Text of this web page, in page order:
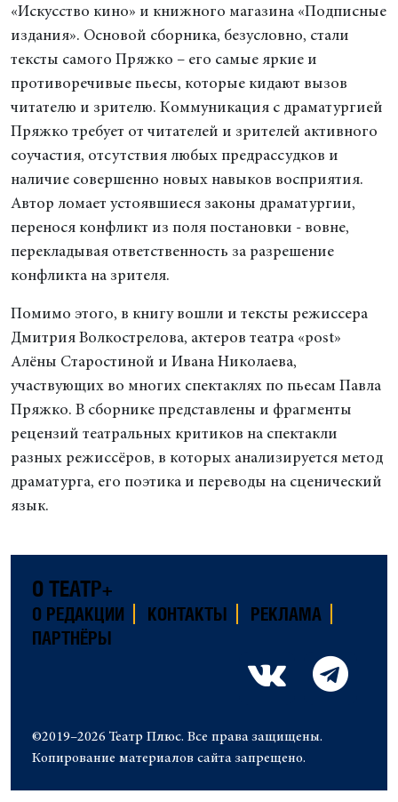
«Искусство кино» и книжного магазина «Подписные
издания». Основой сборника, безусловно, стали
тексты самого Пряжко – его самые яркие и
противоречивые пьесы, которые кидают вызов
читателю и зрителю. Коммуникация с драматургией
Пряжко требует от читателей и зрителей активного
соучастия, отсутствия любых предрассудков и
наличие совершенно новых навыков восприятия.
Автор ломает устоявшиеся законы драматургии,
перенося конфликт из поля постановки - вовне,
перекладывая ответственность за разрешение
конфликта на зрителя.
Помимо этого, в книгу вошли и тексты режиссера
Дмитрия Волкострелова, актеров театра «post»
Алёны Старостиной и Ивана Николаева,
участвующих во многих спектаклях по пьесам Павла
Пряжко. В сборнике представлены и фрагменты
рецензий театральных критиков на спектакли
разных режиссёров, в которых анализируется метод
драматурга, его поэтика и переводы на сценический
язык.
О ТЕАТР+
О РЕДАКЦИИ КОНТАКТЫ
РЕКЛАМА
ПАРТНЁРЫ
©2019–2026 Театр Плюс. Все права защищены.
Копирование материалов сайта запрещено.